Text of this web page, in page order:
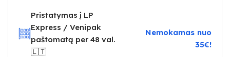
Pristatymas į LP
Express / Venipak
paštomatą per 48 val.
🇱🇹
Nemokamas nuo
35€!